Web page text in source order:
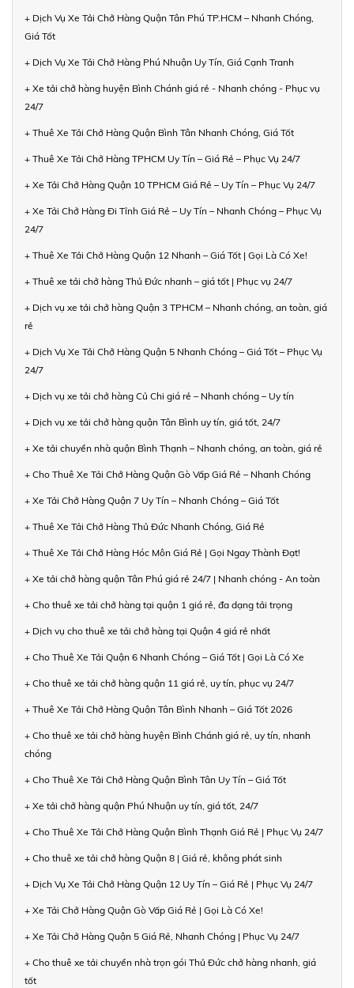
+ Dịch Vụ Xe Tải Chở Hàng Quận Tân Phú TP.HCM – Nhanh Chóng,
Giá Tốt
+ Dịch Vụ Xe Tải Chở Hàng Phú Nhuận Uy Tín, Giá Cạnh Tranh
+ Xe tải chở hàng huyện Bình Chánh giá rẻ - Nhanh chóng - Phục vụ
24/7
+ Thuê Xe Tải Chở Hàng Quận Bình Tân Nhanh Chóng, Giá Tốt
+ Thuê Xe Tải Chở Hàng TPHCM Uy Tín – Giá Rẻ – Phục Vụ 24/7
+ Xe Tải Chở Hàng Quận 10 TPHCM Giá Rẻ – Uy Tín – Phục Vụ 24/7
+ Xe Tải Chở Hàng Đi Tỉnh Giá Rẻ – Uy Tín – Nhanh Chóng – Phục Vụ
24/7
+ Thuê Xe Tải Chở Hàng Quận 12 Nhanh – Giá Tốt | Gọi Là Có Xe!
+ Thuê xe tải chở hàng Thủ Đức nhanh – giá tốt | Phục vụ 24/7
+ Dịch vụ xe tải chở hàng Quận 3 TPHCM – Nhanh chóng, an toàn, giá
rẻ
+ Dịch Vụ Xe Tải Chở Hàng Quận 5 Nhanh Chóng – Giá Tốt – Phục Vụ
24/7
+ Dịch vụ xe tải chở hàng Củ Chi giá rẻ – Nhanh chóng – Uy tín
+ Dịch vụ xe tải chở hàng quận Tân Bình uy tín, giá tốt, 24/7
+ Xe tải chuyển nhà quận Bình Thạnh – Nhanh chóng, an toàn, giá rẻ
+ Cho Thuê Xe Tải Chở Hàng Quận Gò Vấp Giá Rẻ – Nhanh Chóng
+ Xe Tải Chở Hàng Quận 7 Uy Tín – Nhanh Chóng – Giá Tốt
+ Thuê Xe Tải Chở Hàng Thủ Đức Nhanh Chóng, Giá Rẻ
+ Thuê Xe Tải Chở Hàng Hóc Môn Giá Rẻ | Gọi Ngay Thành Đạt!
+ Xe tải chở hàng quận Tân Phú giá rẻ 24/7 | Nhanh chóng - An toàn
+ Cho thuê xe tải chở hàng tại quận 1 giá rẻ, đa dạng tải trọng
+ Dịch vụ cho thuê xe tải chở hàng tại Quận 4 giá rẻ nhất
+ Cho Thuê Xe Tải Quận 6 Nhanh Chóng – Giá Tốt | Gọi Là Có Xe
+ Cho thuê xe tải chở hàng quận 11 giá rẻ, uy tín, phục vụ 24/7
+ Thuê Xe Tải Chở Hàng Quận Tân Bình Nhanh – Giá Tốt 2026
+ Cho thuê xe tải chở hàng huyện Bình Chánh giá rẻ, uy tín, nhanh
chóng
+ Cho Thuê Xe Tải Chở Hàng Quận Bình Tân Uy Tín – Giá Tốt
+ Xe tải chở hàng quận Phú Nhuận uy tín, giá tốt, 24/7
+ Cho Thuê Xe Tải Chở Hàng Quận Bình Thạnh Giá Rẻ | Phục Vụ 24/7
+ Cho thuê xe tải chở hàng Quận 8 | Giá rẻ, không phát sinh
+ Dịch Vụ Xe Tải Chở Hàng Quận 12 Uy Tín – Giá Rẻ | Phục Vụ 24/7
+ Xe Tải Chở Hàng Quận Gò Vấp Giá Rẻ | Gọi Là Có Xe!
+ Xe Tải Chở Hàng Quận 5 Giá Rẻ, Nhanh Chóng | Phục Vụ 24/7
+ Cho thuê xe tải chuyển nhà trọn gói Thủ Đức chở hàng nhanh, giá
tốt